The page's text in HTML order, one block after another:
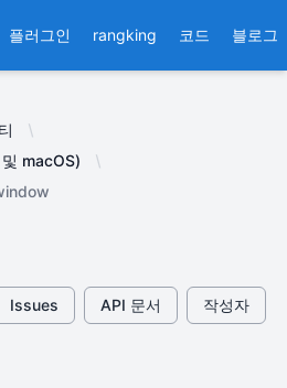
플러그인 rangking 코드 블로그
macOS)
Issues API 문서 작성자